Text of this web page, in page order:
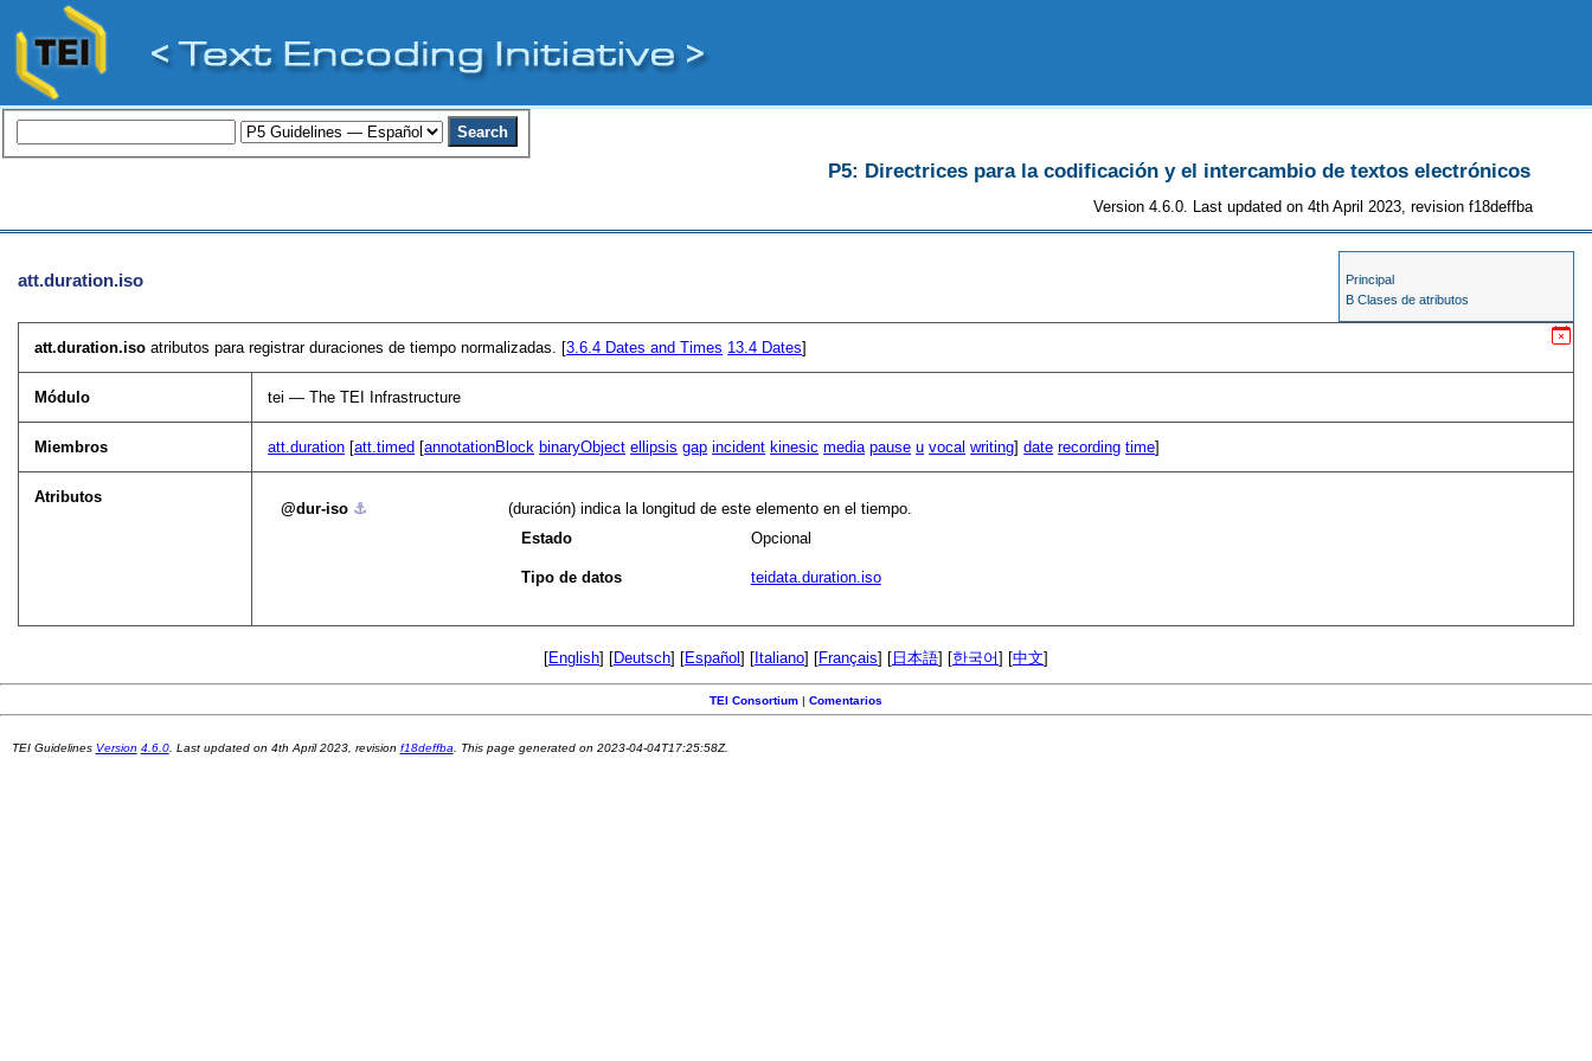
P5: Directrices para la codificación y el intercambio de textos electrónicos
Version 4.6.0. Last updated on 4th April 2023, revision f18deffba
Principal
B Clases de atributos
att.duration.iso
att.duration.iso atributos para registrar duraciones de tiempo normalizadas. [3.6.4 Dates and Times 13.4 Dates]
Módulo tei — The TEI Infrastructure
Miembros att.duration [att.timed [annotationBlock binaryObject ellipsis gap incident kinesic media pause u vocal writing]date recording time]
Atributos
dur-iso ⚓︎
(duración) indica la longitud de este elemento en el tiempo.
Estado
Opcional
Tipo de datos teidata.duration.iso
[English] [Deutsch] [Español] [Italiano] [Français] [日本語] [한국어] [中文]
TEI Consortium | Comentarios
TEI Guidelines Version 4.6.0. Last updated on 4th April 2023, revision f18deffba . This page generated on 2023-04-04T17:25:58Z.